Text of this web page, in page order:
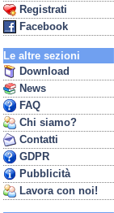
Registrati
Facebook
Le altre sezioni
Download
News
FAQ
Chi siamo?
Contatti
GDPR
Pubblicità
Lavora con noi!